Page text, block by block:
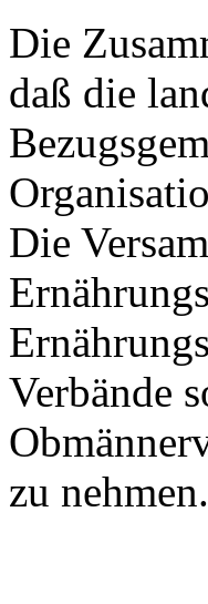
Die
daß die
Die
Verbände
zu nehmen.